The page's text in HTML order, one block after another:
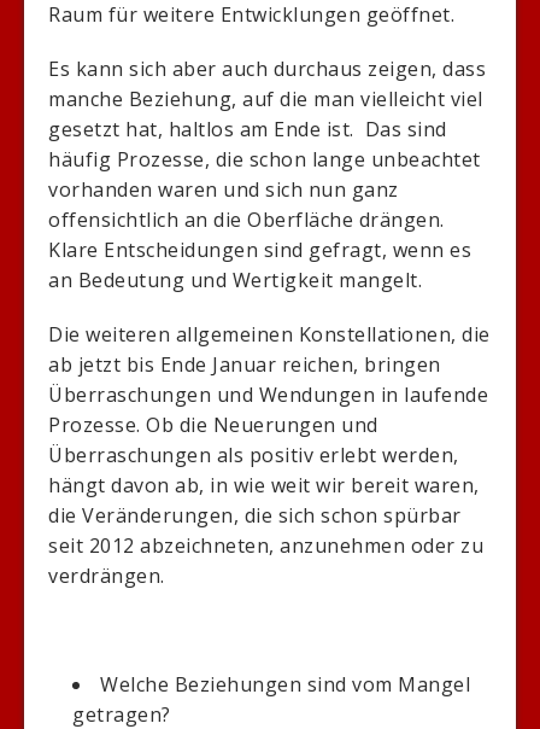
Raum für weitere Entwicklungen geöffnet.
Es kann sich aber auch durchaus zeigen, dass
manche Beziehung, auf die man vielleicht viel
gesetzt hat, haltlos am Ende ist. Das sind
häufig Prozesse, die schon lange unbeachtet
vorhanden waren und sich nun ganz
offensichtlich an die Oberfläche drängen.
Klare Entscheidungen sind gefragt, wenn es
an Bedeutung und Wertigkeit mangelt.
Die weiteren allgemeinen Konstellationen, die
ab jetzt bis Ende Januar reichen, bringen
Überraschungen und Wendungen in laufende
Prozesse. Ob die Neuerungen und
Überraschungen als positiv erlebt werden,
hängt davon ab, in wie weit wir bereit waren,
die Veränderungen, die sich schon spürbar
seit 2012 abzeichneten, anzunehmen oder zu
verdrängen.
Welche Beziehungen sind vom Mangel
getragen?